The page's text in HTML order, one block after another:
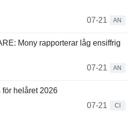
07-21
AN
Mony rapporterar låg ensiffrig
07-21
AN
för helåret 2026
07-21
CI